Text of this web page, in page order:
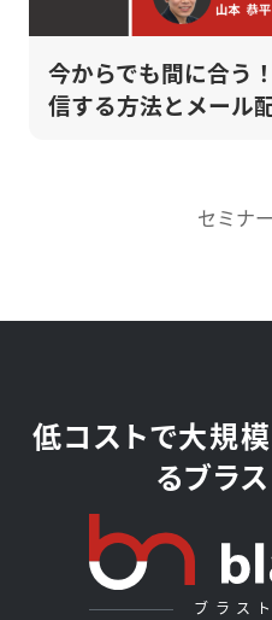
今からでも間に合う
信する方法とメール
セミナ
低コストで大規
るブラ
ブラス